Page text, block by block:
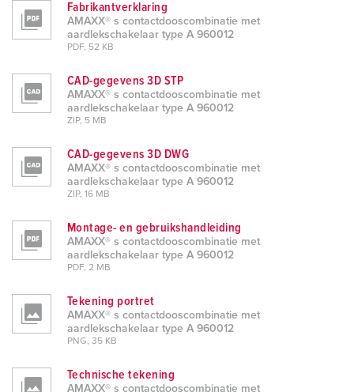
Fabrikantverklaring
AMAXX® s contactdooscombinatie met
aardlekschakelaar type A 960012
PDF, 52 KB
CAD-gegevens 3D STP
AMAXX® s contactdooscombinatie met
aardlekschakelaar type A 960012
ZIP, 5 MB
CAD-gegevens 3D DWG
AMAXX® s contactdooscombinatie met
aardlekschakelaar type A 960012
ZIP, 16 MB
Montage- en gebruikshandleiding
AMAXX® s contactdooscombinatie met
aardlekschakelaar type A 960012
PDF, 2 MB
Tekening portret
AMAXX® s contactdooscombinatie met
aardlekschakelaar type A 960012
PNG, 35 KB
Technische tekening
AMAXX® s contactdooscombinatie met